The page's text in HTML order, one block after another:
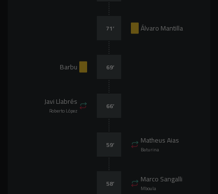
Álvaro Mantilla
71’
Barbu 69’
Javi Llabrés
Roberto López 66’
Matheus Aias
Baturina
59’
Marco Sangalli
Mboula
58’